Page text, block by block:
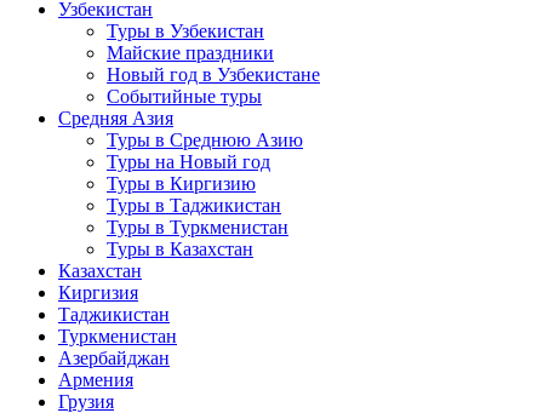
Узбекистан
Туры в Узбекистан
Майские праздники
Новый год в Узбекистане
Событийные туры
Средняя Азия
Туры в Среднюю Азию
Туры на Новый год
Туры в Киргизию
Туры в Таджикистан
Туры в Туркменистан
Туры в Казахстан
Казахстан
Киргизия
Таджикистан
Туркменистан
Азербайджан
Армения
Грузия